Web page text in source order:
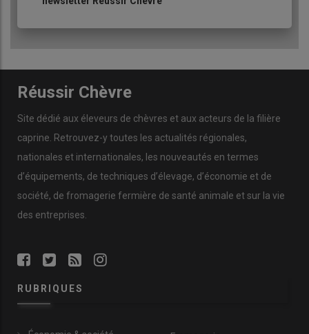
Le
avons diminué le recours aux antibiotiques et, de ce fait, réduit le
risque d’inhibiteurs dans le lait.
rappel, mais il doit être mis en balance avec lespertes de lait
évitées et lastabilité sanitaire retrouvée .
(1) AMM : autorisation de mise sur le marché.
Réussir Chèvre
Site dédié aux éleveurs de chèvres et aux acteurs de la filière
caprine. Retrouvez-y toutes les actualités régionales,
nationales et internationales, les nouveautés en termes
d’équipements, de techniques d’élevage, d’économie et de
société, de fromagerie fermière de santé animale et sur la vie
des entreprises.
RUBRIQUES